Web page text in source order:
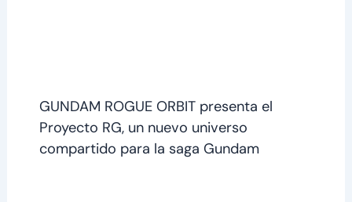
GUNDAM ROGUE ORBIT presenta el
Proyecto RG, un nuevo universo
compartido para la saga Gundam